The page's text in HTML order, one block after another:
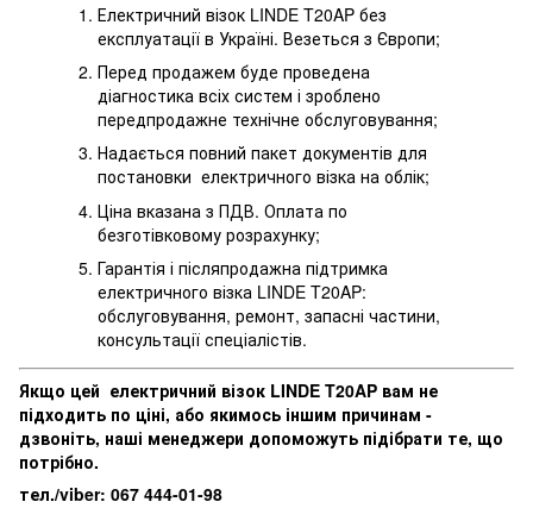
Електричний візок LINDE T20AP без
експлуатації в Україні. Везеться з Європи;
Перед продажем буде проведена
діагностика всіх систем і зроблено
передпродажне технічне обслуговування;
Надається повний пакет документів для
постановки електричного візка на облік;
Ціна вказана з ПДВ. Оплата по
безготівковому розрахунку;
Гарантія і післяпродажна підтримка
електричного візка LINDE T20AP:
обслуговування, ремонт, запасні частини,
консультації спеціалістів.
Якщо цей електричний візок LINDE T20AP вам не
підходить по ціні, або якимось іншим причинам -
дзвоніть, наші менеджери допоможуть підібрати те, що
потрібно.
тел./viber: 067 444-01-98